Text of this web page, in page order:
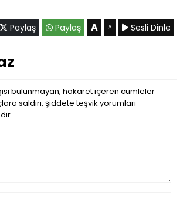
Paylaş Paylaş A A Sesli Dinle
bulunmayan, hakaret içeren cümleler
saldırı, şiddete teşvik yorumları